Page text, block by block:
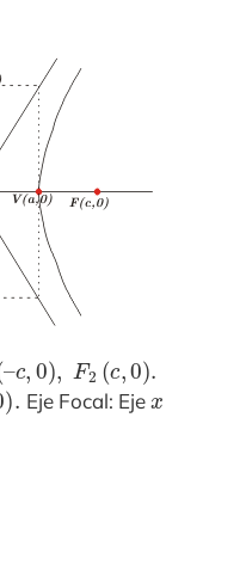
(– 0), 2( ,0 .
. Eje Focal: Ejex